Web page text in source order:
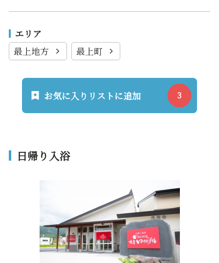
エリア
最上地方
最上町
お気に入りリストに追加
日帰り入浴